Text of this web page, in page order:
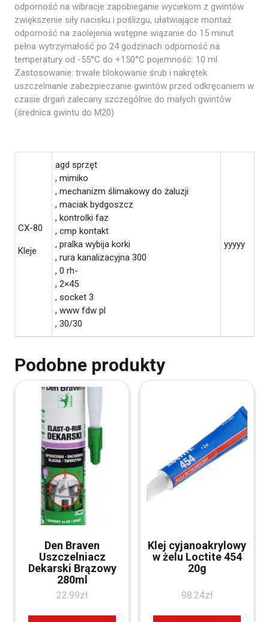
odporność na wibracje zapobieganie wyciekom z gwintów
zwiększenie siły nacisku i poślizgu, ułatwiające montaż
odporność na zaolejenia wstępne wiązanie do 15 minut
pełna wytrzymałość po 24 godzinach odporność na
temperatury od -55°C do +150°C ​pojemność: 10 ml
Zastosowanie: trwałe blokowanie śrub i nakrętek
uszczelnianie zabezpieczanie gwintów przed odkręcaniem w
czasie drgań zalecany szczególnie do małych gwintów
(średnica gwintu do M20)
CX-80
Kleje
agd sprzęt
, mimiko
, mechanizm ślimakowy do żaluzji
, maciak bydgoszcz
, kontrolki faz
, cmp kontakt
, pralka wybija korki
, rura kanalizacyjna 300
, 0 rh-
, 2×45
, socket 3
, www fdw pl
, 30/30
yyyyy
Podobne produkty
Den Braven
Uszczelniacz
Dekarski Brązowy
280ml
22.99zł
Klej cyjanoakrylowy
w żelu Loctite 454
20g
98.24zł